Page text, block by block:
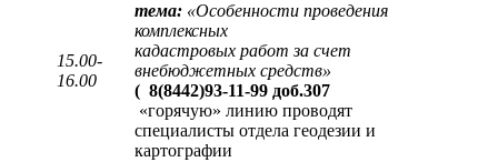
15.00-
16.00
тема: «Особенности проведения
комплексных
кадастровых работ за счет
внебюджетных средств»
( 8(8442)93-11-99 доб.307
«горячую» линию проводят
специалисты отдела геодезии и
картографии